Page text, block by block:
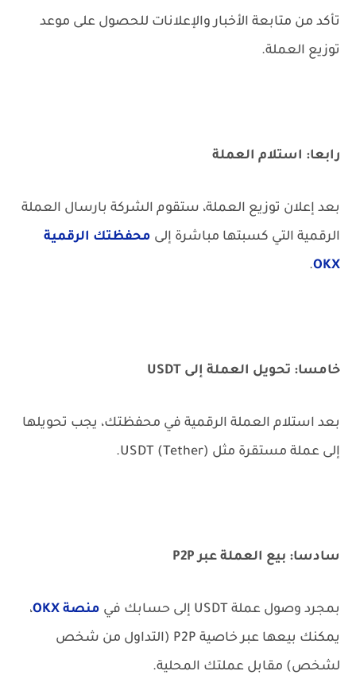
تأكد من متابعة الأخبار والإعلانات للحصول على موعد
توزيع العملة.
رابعا: استلام العملة
بعد إعلان توزيع العملة، ستقوم الشركة بارسال العملة
الرقمية التي كسبتها مباشرة إلى محفظتك الرقمية
OKX
.
خامسا: تحويل العملة إلى USDT
بعد استلام العملة الرقمية في محفظتك، يجب تحويلها
إلى عملة مستقرة مثل USDT (Tether).
سادسا: بيع العملة عبر P2P
بمجرد وصول عملة USDT إلى حسابك في منصة OKX
،
يمكنك بيعها عبر خاصية P2P (التداول من شخص
لشخص) مقابل عملتك المحلية.